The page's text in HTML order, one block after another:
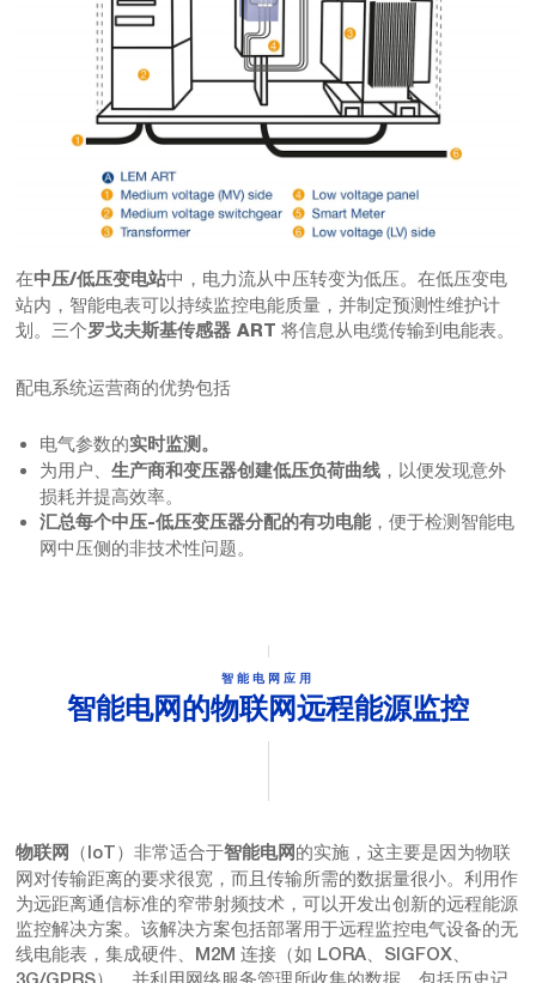
在中压/低压变电站中，电力流从中压转变为低压。在低压变电
站内，智能电表可以持续监控电能质量，并制定预测性维护计
划。三个罗戈夫斯基传感器 ART 将信息从电缆传输到电能表。
配电系统运营商的优势包括
电气参数的实时监测。
为用户、 生产商和变压器创建低压负荷曲线 ，以便发现意外
损耗并提高效率。
汇总每个中压-低压变压器分配的有功电能 ，便于检测智能电
网中压侧的非技术性问题。
智能电网应用
智能电网的物联网远程能源监控
物联网 （IoT）非常适合于智能电网 的实施，这主要是因为物联
网对传输距离的要求很宽，而且传输所需的数据量很小。利用作
为远距离通信标准的窄带射频技术，可以开发出创新的远程能源
监控解决方案。该解决方案包括部署用于远程监控电气设备的无
线电能表，集成硬件、M2M 连接（如 LORA、SIGFOX、